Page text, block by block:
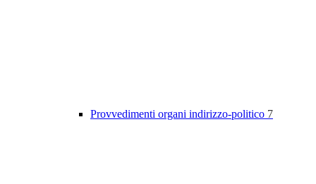
Provvedimenti organi indirizzo-politico 7